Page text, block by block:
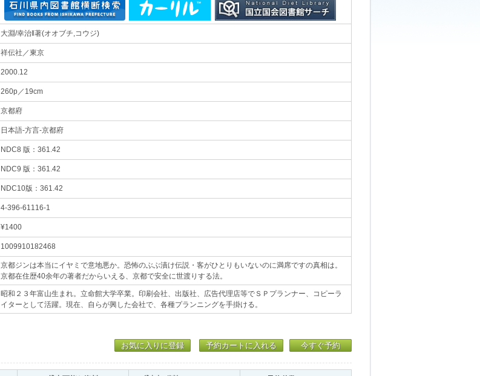
大淵/幸治‖著(オオブチ,コウジ)
祥伝社／東京
2000.12
260p／19cm
京都府
日本語-方言-京都府
NDC8 版：361.42
NDC9 版：361.42
NDC10版：361.42
4-396-61116-1
¥1400
1009910182468
京都ジンは本当にイヤミで意地悪か。恐怖のぶぶ漬け伝説・客がひとりもいないのに満席ですの真相は。
京都在住歴40余年の著者だからいえる、京都で安全に世渡りする法。
昭和２３年富山生まれ。立命館大学卒業。印刷会社、出版社、広告代理店等でＳＰプランナー、コピーラ
イターとして活躍。現在、自らが興した会社で、各種プランニングを手掛ける。
お気に入りに登録 予約カートに入れる 今すぐ予約